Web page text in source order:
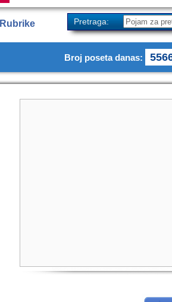
Pretraga:
Rubrike
Broj poseta danas: